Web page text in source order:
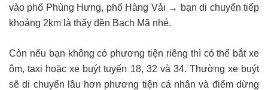
vào phố Phùng Hưng, phố Hàng Vải → bạn di chuyển tiếp
khoảng 2km là thấy đền Bạch Mã nhé.
Còn nếu bạn không có phương tiện riêng thì có thể bắt xe
ôm, taxi hoặc xe buýt tuyến 18, 32 và 34. Thường xe buýt
sẽ di chuyển lâu hơn phương tiện cá nhân và điểm dừng